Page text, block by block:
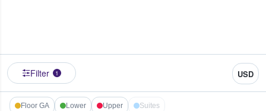
Filter 1 USD
Floor GA Lower Upper Suites